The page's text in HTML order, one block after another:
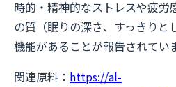
時的・精神的なストレスや疲労
の質（眠りの深さ、すっきりと
機能があることが報告されてい
関連原料： https://al-